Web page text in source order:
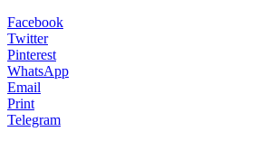
Facebook
Twitter
Pinterest
WhatsApp
Email
Print
Telegram